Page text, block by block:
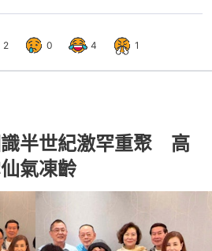
2 0 4 1
識半世紀激罕重聚 高
氣凍齡